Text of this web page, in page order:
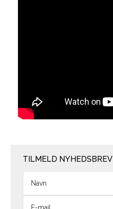
TILMELD NYHEDSBREV